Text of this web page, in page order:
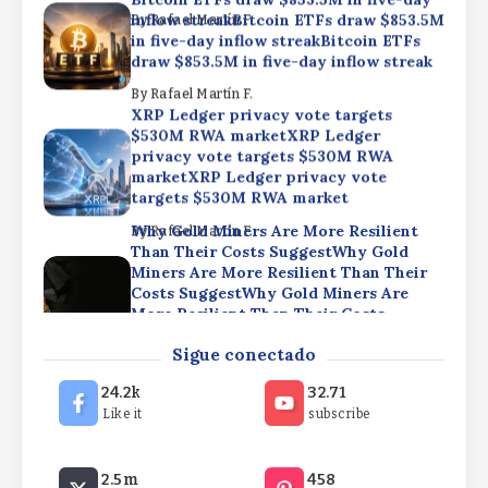
ByRafael Martín F.
inflow streakBitcoin ETFs draw $853.5M
in five-day inflow streakBitcoin ETFs
draw $853.5M in five-day inflow streak
By Rafael Martín F.
XRP Ledger privacy vote targets
$530M RWA marketXRP Ledger
privacy vote targets $530M RWA
marketXRP Ledger privacy vote
targets $530M RWA market
By Rafael Martín F.
Why Gold Miners Are More Resilient
Than Their Costs SuggestWhy Gold
Miners Are More Resilient Than Their
Costs SuggestWhy Gold Miners Are
More Resilient Than Their Costs
Rafael Martín F.
Bitcoin ETFs draw $853.5M in five-day
inflow streakBitcoin ETFs draw $853.5M
in five-day inflow streakBitcoin ETFs
draw $853.5M in five-day inflow streak
XRP Ledger privacy vote targets
Sigue conectado
24.2k
Like it
32.71
subscribe
2.5m 458